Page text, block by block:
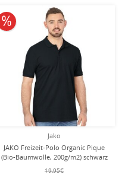
Jako
JAKO Freizeit-Polo Organic Pique
(Bio-Baumwolle, 200g/m2) schwarz
Herren
19,95€
10% reduziert